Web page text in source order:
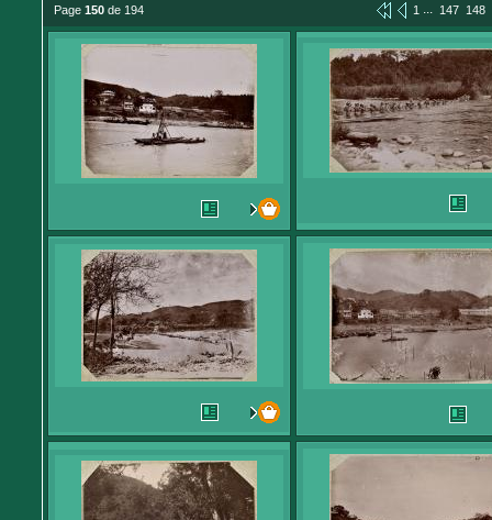
Page 150 de 194 1 ... 147 148